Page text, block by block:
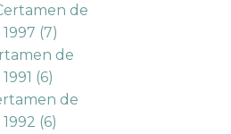
de
(7)
de
(6)
de
(6)